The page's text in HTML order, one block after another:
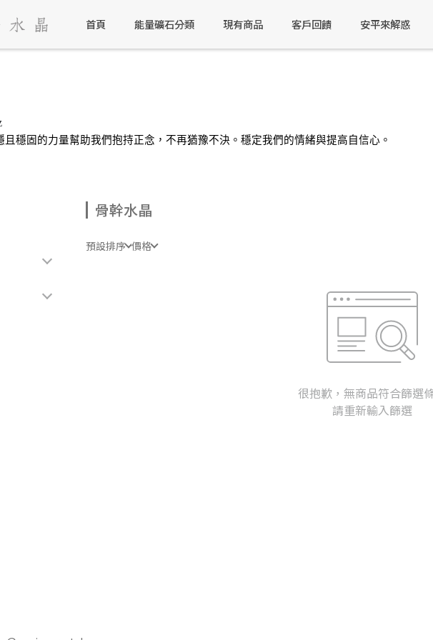
首頁 能量礦石分類 現有商品 客戶回饋 安平來解惑
穩固的力量幫助我們抱持正念，不再猶豫不決。穩定我們的情緒與提高自信心。
骨幹水晶
預設排序 價格
很抱歉，無商品符合篩選
請重新輸入篩選